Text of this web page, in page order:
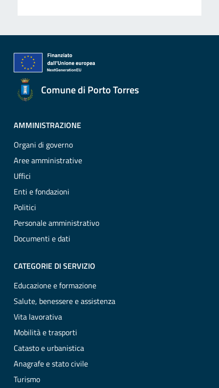
Comune di Porto Torres
AMMINISTRAZIONE
Organi di governo
Aree amministrative
Uffici
Enti e fondazioni
Politici
Personale amministrativo
Documenti e dati
CATEGORIE DI SERVIZIO
Educazione e formazione
Salute, benessere e assistenza
Vita lavorativa
Mobilità e trasporti
Catasto e urbanistica
Anagrafe e stato civile
Turismo